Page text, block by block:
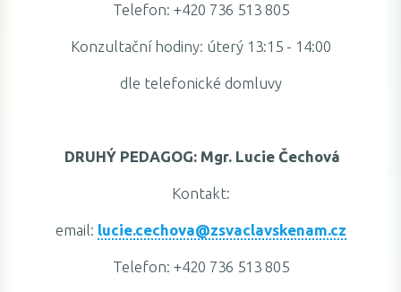
Telefon: +420 736 513 805
Konzultační hodiny: úterý 13:15 - 14:00
dle telefonické domluvy
DRUHÝ PEDAGOG: Mgr. Lucie Čechová
Kontakt:
email: lucie.cechova@zsvaclavskenam.cz
Telefon: +420 736 513 805